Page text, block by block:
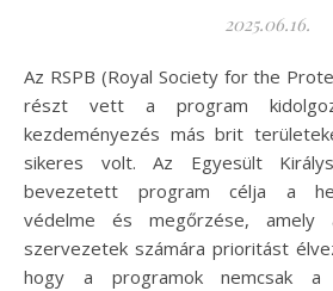
2025.06.16.
Az RSPB (Royal Society for the Protection of Birds), amely
részt vett a program
kezdeményezés más brit
sikeres volt. Az Egyesült
bevezetett program célja a
védelme és megőrzése, amely
szervezetek számára prioritást
hogy a programok nemcsak a